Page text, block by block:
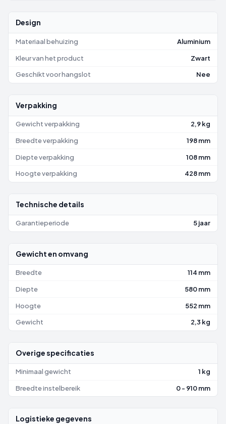
Design
Materiaal behuizing Aluminium
Kleur van het product Zwart
Geschikt voor hangslot Nee
Verpakking
Gewicht verpakking 2,9 kg
Breedte verpakking 198 mm
Diepte verpakking 108 mm
Hoogte verpakking 428 mm
Technische details
Garantieperiode 5 jaar
Gewicht en omvang
Breedte 114 mm
Diepte 580 mm
Hoogte 552 mm
Gewicht 2,3 kg
Overige specificaties
Minimaal gewicht 1 kg
Breedte instelbereik 0 - 910 mm
Logistieke gegevens